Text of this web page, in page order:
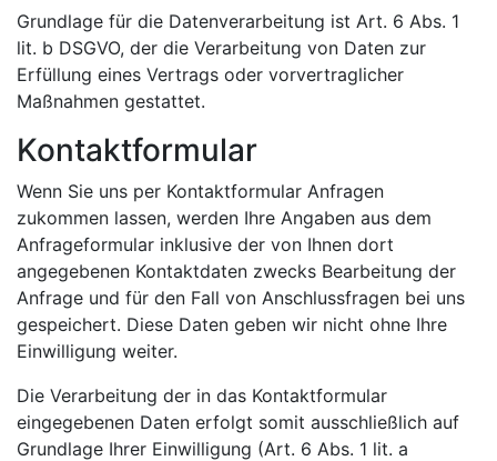
Grundlage für die Datenverarbeitung ist Art. 6 Abs. 1
lit. b DSGVO, der die Verarbeitung von Daten zur
Erfüllung eines Vertrags oder vorvertraglicher
Maßnahmen gestattet.
Kontaktformular
Wenn Sie uns per Kontaktformular Anfragen
zukommen lassen, werden Ihre Angaben aus dem
Anfrageformular inklusive der von Ihnen dort
angegebenen Kontaktdaten zwecks Bearbeitung der
Anfrage und für den Fall von Anschlussfragen bei uns
gespeichert. Diese Daten geben wir nicht ohne Ihre
Einwilligung weiter.
Die Verarbeitung der in das Kontaktformular
eingegebenen Daten erfolgt somit ausschließlich auf
Grundlage Ihrer Einwilligung (Art. 6 Abs. 1 lit. a